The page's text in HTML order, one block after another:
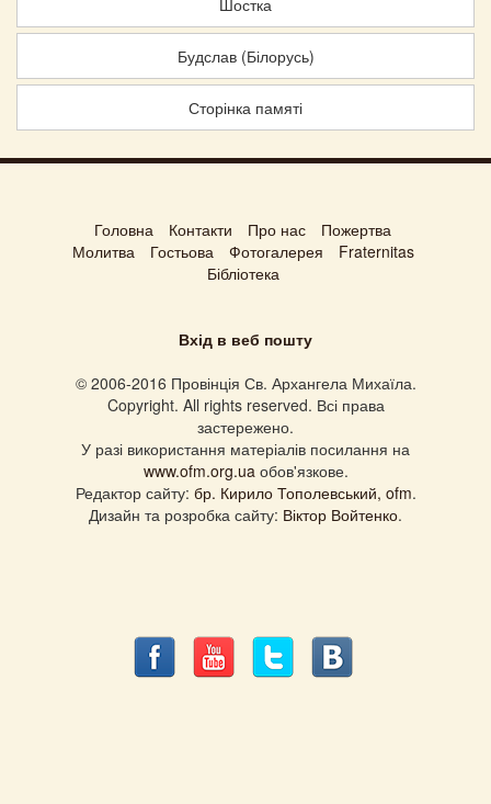
Шостка
Будслав (Білорусь)
Сторінка памяті
Головна Контакти Про нас
Пожертва
Молитва
Гостьова Фотогалерея
Fraternitas
Бібліотека
Вхід в веб пошту
© 2006-2016 Провінція Св. Архангела Михаїла.
Copyright. All rights reserved. Всі права
застережено.
У разі використання матеріалів посилання на
www.ofm.org.uaобов'язкове.
Редактор сайту: бр. Кирило Тополевський, ofm.
Дизайн та розробка сайту: Віктор Войтенко.